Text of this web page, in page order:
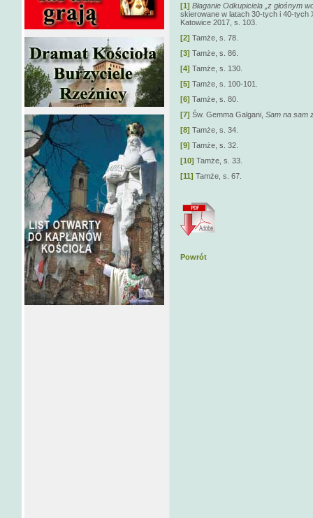
[1] Błaganie Odkupiciela „z głośnym
skierowane w latach 30-tych i 40-tych
Katowice 2017, s. 103.
[2] Tamże, s. 78.
[3] Tamże, s. 86.
[4] Tamże, s. 130.
[5] Tamże, s. 100-101.
[6] Tamże, s. 80.
[7] Św. Gemma Galgani, Sam na sam
[8] Tamże, s. 34.
[9] Tamże, s. 32.
[10] Tamże, s. 33.
[11] Tamże, s. 67.
Powrót